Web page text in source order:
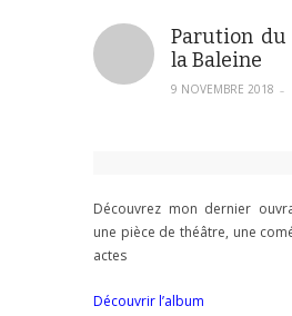
Parution
la Baleine
9 NOVEMBRE 2018 –
Découvrez mon dernier
une pièce de théâtre, une
actes
Découvrir l’album